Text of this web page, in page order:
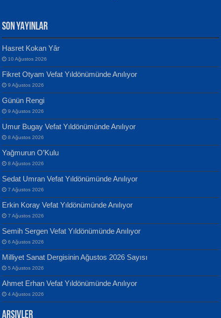
MUSTAFA KELOĞLU
Yarına İz Bırakmak...
ATİLLA ÖZEN
Sultan Olmadan Önce Eyüp...
EKREM KARABABA
Yaralı Şiir...
Yılmaz Ekinci
Geceye Söylenen...
Banu Sancak
Defterimden İçeri...
İsmail Aydos
İnkisar...
SON YAYINLAR
Hasret Kokan Yâr
10 Ağustos 2026
Fikret Otyam Vefat Yıldönümünde Anılıyor
9 Ağustos 2026
Günün Rengi
9 Ağustos 2026
Umur Bugay Vefat Yıldönümünde Anılıyor
8 Ağustos 2026
Yağmurun O’Kulu
8 Ağustos 2026
Sedat Umran Vefat Yıldönümünde Anılıyor
7 Ağustos 2026
Erkin Koray Vefat Yıldönümünde Anılıyor
7 Ağustos 2026
Semih Sergen Vefat Yıldönümünde Anılıyor
6 Ağustos 2026
Milliyet Sanat Dergisinin Ağustos 2026 Sayısı
5 Ağustos 2026
Ahmet Erhan Vefat Yıldönümünde Anılıyor
4 Ağustos 2026
Arşivler